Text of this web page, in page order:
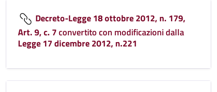
Decreto-Legge 18 ottobre 2012, n. 179,
Art. 9, c. 7convertito con modificazioni dalla
Legge 17 dicembre 2012, n.221